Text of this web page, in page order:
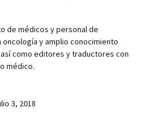
de médicos y personal de
y amplio conocimiento
como editores y traductores con
médico.
3, 2018